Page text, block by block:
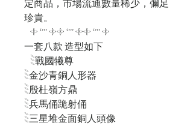
定商品，市場流通數量稀少，彌足
珍貴。
𓇬 ‘’’’ 𓇬𓇬 ‘’’’ 𓇬𓇬 ‘’’’ 𓇬
一套八款 造型如下
𓇡戰國犧尊
𓇡金沙青銅人形器
𓇡殷杜嶺方鼎
𓇡兵馬俑跪射俑
𓇡三星堆金面銅人頭像